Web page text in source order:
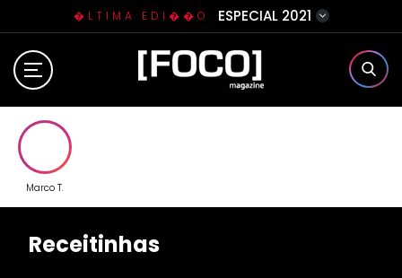
�LTIMA EDI��O ESPECIAL 2021
Home
Marco T.
Receitinhas